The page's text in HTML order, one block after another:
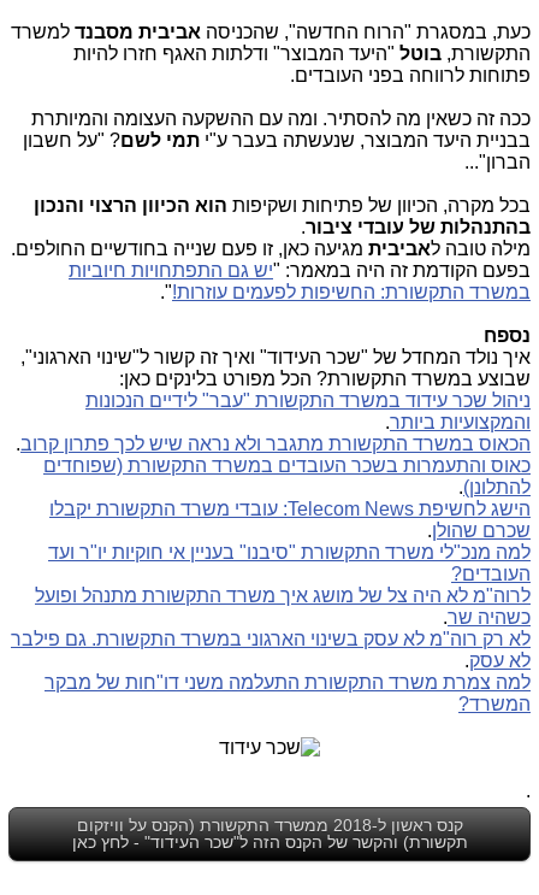
כעת, במסגרת "הרוח החדשה", שהכניסה אביבית מסבנד למשרד
התקשורת, בוטל "היעד המבוצר" ודלתות האגף חזרו להיות
פתוחות לרווחה בפני העובדים.
ככה זה כשאין מה להסתיר. ומה עם ההשקעה העצומה והמיותרת
בבניית היעד המבוצר, שנעשתה בעבר ע"י תמי לשם? "על חשבון
הברון"...
בכל מקרה, הכיוון של פתיחות ושקיפות הוא הכיוון הרצוי והנכון
בהתנהלות של עובדי ציבור.
מילה טובה לאביבית מגיעה כאן, זו פעם שנייה בחודשיים החולפים.
בפעם הקודמת זה היה במאמר: "יש גם התפתחויות חיוביות
במשרד התקשורת: החשיפות לפעמים עוזרות!".
נספח
איך נולד המחדל של "שכר העידוד" ואיך זה קשור ל"שינוי הארגוני",
שבוצע במשרד התקשורת? הכל מפורט בלינקים כאן:
ניהול שכר עידוד במשרד התקשורת "עבר" לידיים הנכונות
והמקצועיות ביותר.
הכאוס במשרד התקשורת מתגבר ולא נראה שיש לכך פתרון קרוב.
כאוס והתעמרות בשכר העובדים במשרד התקשורת (שפוחדים
להתלונן).
הישג לחשיפת Telecom News: עובדי משרד התקשורת יקבלו
שכרם שהולן.
למה מנכ"לי משרד התקשורת "סיבנו" בעניין אי חוקיות יו"ר ועד
העובדים?
לרוה"מ לא היה צל של מושג איך משרד התקשורת מתנהל ופועל
כשהיה שר.
לא רק רוה"מ לא עסק בשינוי הארגוני במשרד התקשורת. גם פילבר
לא עסק.
למה צמרת משרד התקשורת התעלמה משני דו"חות של מבקר
המשרד?
.
קנס ראשון ל-2018 ממשרד התקשורת (הקנס על וויזקום
תקשורת) והקשר של הקנס הזה ל"שכר העידוד" - לחץ כאן